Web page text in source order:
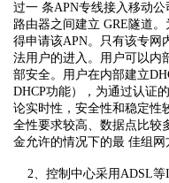
过一 条APN专线接入移动公
路由器之间建立 GRE隧道
得申请该APN。只有该专网
法用户的进入。用户可以内
部安全。用户在内部建立
DHCP功能），为通过认证
论实时性，安全性和稳定性
全性要求较高、数据点比较
金允许的情况下的最 佳组网
2、控制中心采用ADSL